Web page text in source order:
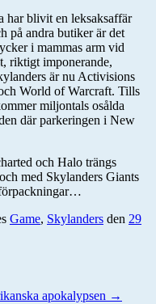
har blivit en leksaksaffär
på andra butiker är det
i mammas arm vid
riktigt imponerande,
är nu Activisions
World of Warcraft. Tills
miljontals osålda
där parkeringen i New
och Halo trängs
med Skylanders Giants
Game, Skylanders den 29
apokalypsen →